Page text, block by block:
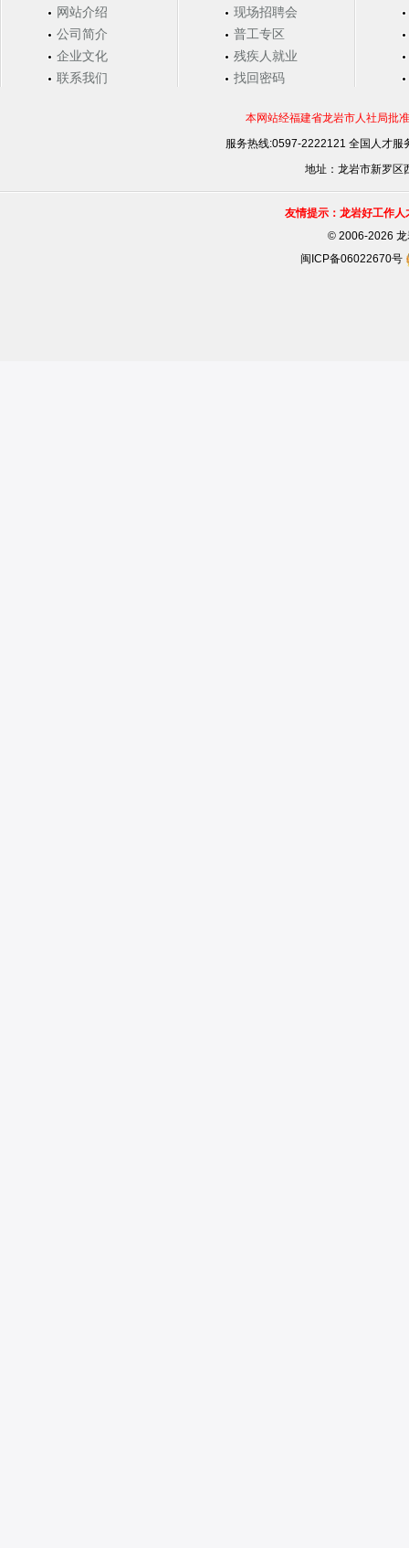
网站介绍
公司简介
企业文化
联系我们
现场招聘会
普工专区
残疾人就业
找回密码
本网站经福建省龙岩市人社局批
服务热线:0597-2222121 全国人才
地址：龙岩市新罗区
友情提示：龙岩好工作
©2006-2026 龙
闽ICP备06022670号